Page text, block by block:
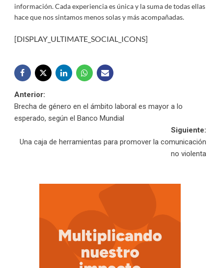
información. Cada experiencia es única y la suma de todas ellas
hace que nos sintamos menos solas y más acompañadas.
[DISPLAY_ULTIMATE_SOCIAL_ICONS]
Navegación
de
entradas
Anterior:
Brecha de género en el ámbito laboral es mayor a lo
esperado, según el Banco Mundial
Siguiente:
Una caja de herramientas para promover la comunicación
no violenta